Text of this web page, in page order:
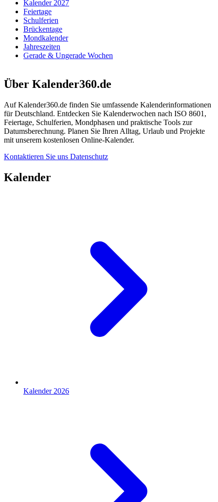
Kalender 2027
Feiertage
Schulferien
Brückentage
Mondkalender
Jahreszeiten
Gerade & Ungerade Wochen
Über Kalender360.de
Auf Kalender360.de finden Sie umfassende Kalenderinformationen
für Deutschland. Entdecken Sie Kalenderwochen nach ISO 8601,
Feiertage, Schulferien, Mondphasen und praktische Tools zur
Datumsberechnung. Planen Sie Ihren Alltag, Urlaub und Projekte
mit unserem kostenlosen Online-Kalender.
Kontaktieren Sie uns Datenschutz
Kalender
Kalender 2026